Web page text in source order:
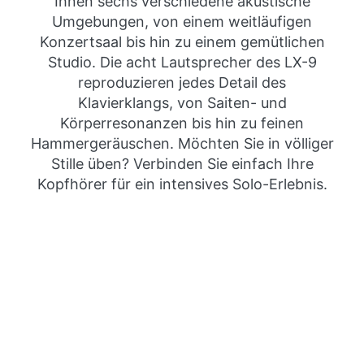
Umgebungen, von einem weitläufigen
Konzertsaal bis hin zu einem gemütlichen
Studio. Die acht Lautsprecher des LX-9
reproduzieren jedes Detail des
Klavierklangs, von Saiten- und
Körperresonanzen bis hin zu feinen
Hammergeräuschen. Möchten Sie in völliger
Stille üben? Verbinden Sie einfach Ihre
Kopfhörer für ein intensives Solo-Erlebnis.